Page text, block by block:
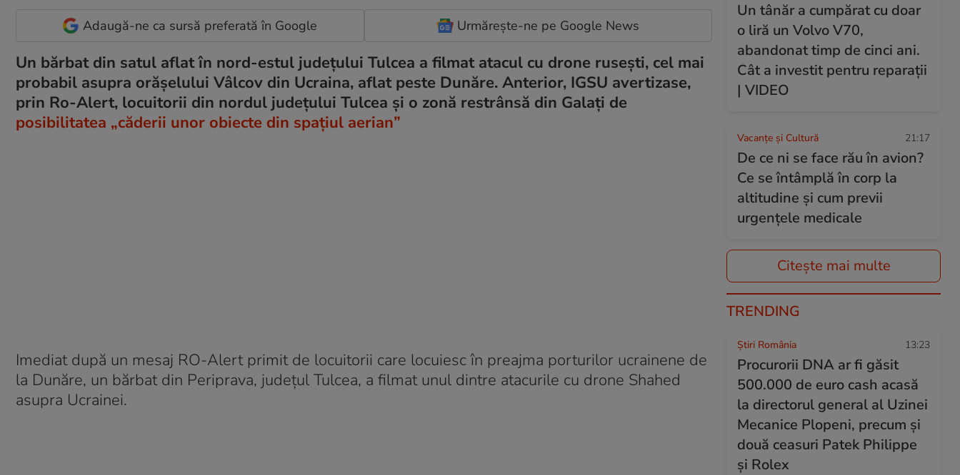
Adaugă-ne ca sursă preferată în Google Urmărește-ne pe Google News
Un bărbat din satul aflat în nord-estul județului Tulcea a filmat atacul cu drone rusești, cel mai
probabil asupra orășelului Vâlcov din Ucraina, aflat peste Dunăre. Anterior, IGSU avertizase,
prin Ro-Alert, locuitorii din nordul județului Tulcea și o zonă restrânsă din Galați de
posibilitatea „căderii unor obiecte din spațiul aerian”
Imediat după un mesaj RO-Alert primit de locuitorii care locuiesc în preajma porturilor ucrainene de
la Dunăre, un bărbat din Periprava, județul Tulcea, a filmat unul dintre atacurile cu drone Shahed
asupra Ucrainei.
Un tânăr a cumpărat cu doar
o liră un Volvo V70,
abandonat timp de cinci ani.
Cât a investit pentru reparații
| VIDEO
Vacanțe și Cultură 21:17
De ce ni se face rău în avion?
Ce se întâmplă în corp la
altitudine și cum previi
urgențele medicale
Citește mai multe
TRENDING
Știri România 13:23
Procurorii DNA ar fi găsit
500.000 de euro cash acasă
la directorul general al Uzinei
Mecanice Plopeni, precum și
două ceasuri Patek Philippe
și Rolex